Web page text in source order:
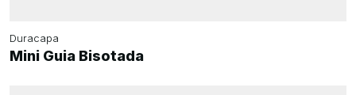
Duracapa
Mini Guia Bisotada